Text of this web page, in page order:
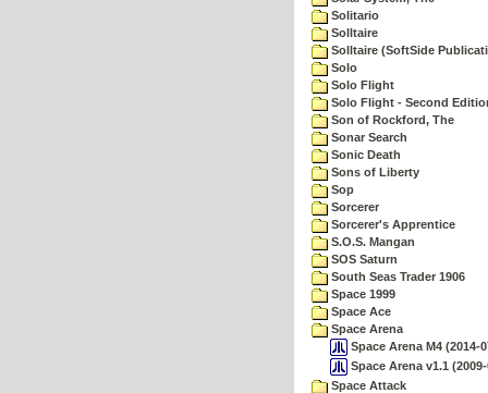
Solitario
Solltaire
Solltaire (SoftSide
Solo
Solo Flight
Solo Flight - Second
Son of Rockford, The
Sonar Search
Sonic Death
Sons of Liberty
Sop
Sorcerer
Sorcerer's Apprentice
S.O.S. Mangan
SOS Saturn
South Seas Trader 1906
Space 1999
Space Ace
Space Arena
Space Arena M4
Space Arena v1.1
Space Attack